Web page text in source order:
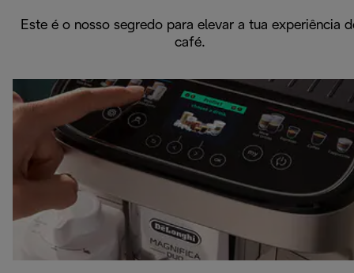
Este é o nosso segredo para elevar a tua experiência
café.